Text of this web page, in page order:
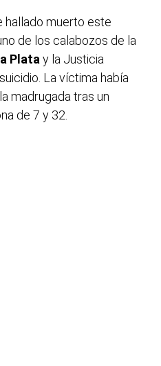
hallado muerto este
de los calabozos de la
Platay la Justicia
La víctima había
madrugada tras un
de 7 y 32.